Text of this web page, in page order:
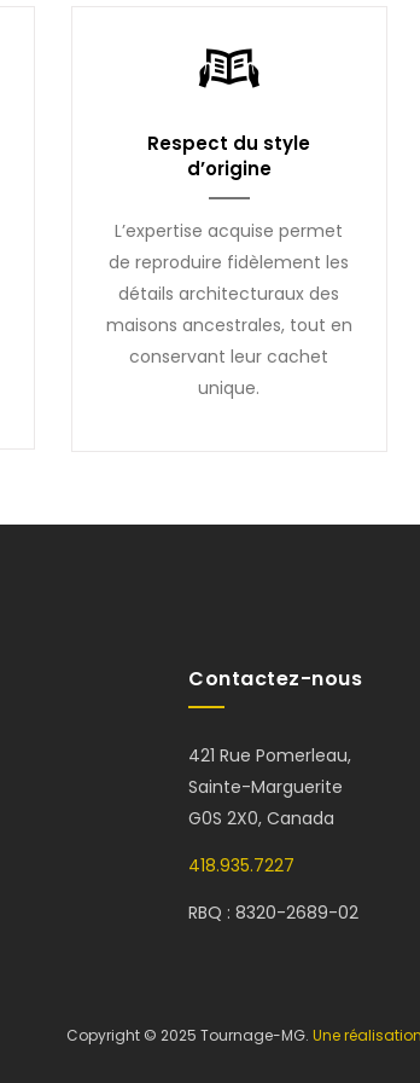
Respect du style
d’origine
L’expertise acquise permet
de reproduire fidèlement les
détails architecturaux des
maisons ancestrales, tout en
conservant leur cachet
unique.
Contactez-nous
421 Rue Pomerleau,
Sainte-Marguerite
G0S 2X0, Canada
418.935.7227
RBQ : 8320-2689-02
Copyright © 2025 Tournage-MG. Une